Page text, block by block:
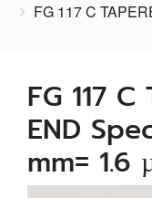
FG 117 C
FG 117 C
END
mm= 1.6